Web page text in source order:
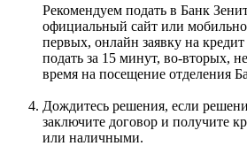
Рекомендуем подать в Банк
официальный сайт или
первых, онлайн заявку на
подать за 15 минут, во-вторых,
время на посещение отделения
Дождитесь решения, если
заключите договор и получите
или наличными.